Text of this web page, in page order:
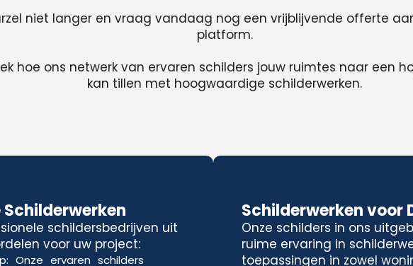
niet langer en vraag vandaag nog een vrijblijvende offerte
platform.
hoe ons netwerk van ervaren schilders jouw ruimtes naar een
kan tillen met hoogwaardige schilderwerken.
schildersbedrijven uit
voor uw project:
Onze ervaren schilders
Schilderwerken voor
Onze schilders in ons
ruime ervaring in
toepassingen in zowel